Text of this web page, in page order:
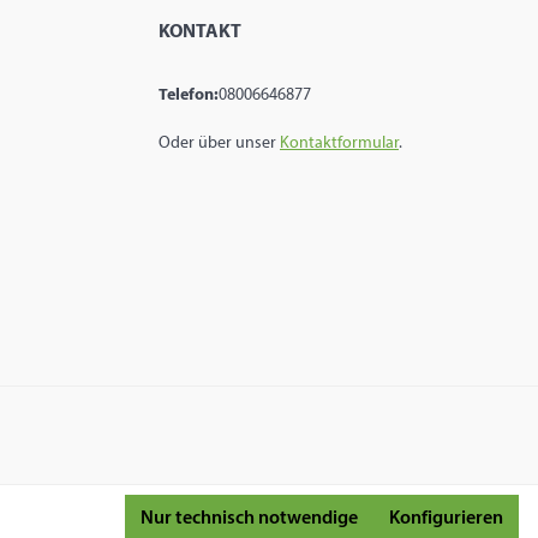
KONTAKT
Telefon:08006646877
Oder über unser Kontaktformular.
Nur technisch notwendige Konfigurieren